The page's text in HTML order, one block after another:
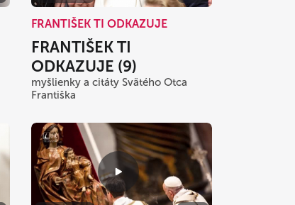
FRANTIŠEK TI ODKAZUJE
FRANTIŠEK TI
ODKAZUJE (9)
myšlienky a citáty Svätého Otca
Františka